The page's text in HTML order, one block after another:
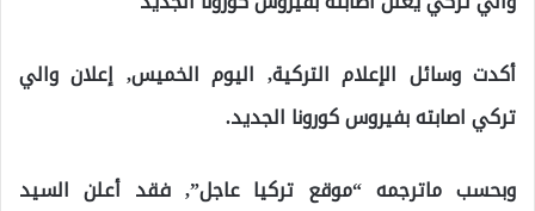
أكدت وسائل الإعلام التركية, اليوم الخميس, إعلان والي
تركي اصابته بفيروس كورونا الجديد.
وبحسب ماترجمه “موقع تركيا عاجل”, فقد أعلن السيد